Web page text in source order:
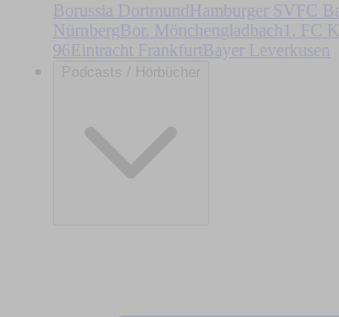
Borussia DortmundHamburger SV FC
Nürnberg Bor. Mönchengladbach 1. FC
96Eintracht Frankfurt Bayer Leverkusen
Podcasts / Hörbücher